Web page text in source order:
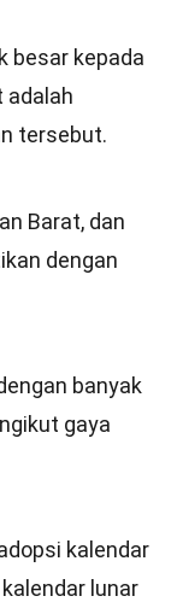
besar kepada
adalah
tersebut.
Barat, dan
dengan
banyak
gaya
kalendar
lunar